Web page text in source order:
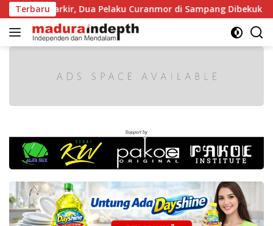
Langsung
ke
konten
Terbaru
Diparkir, Dua Pelaku Curanmor di Sampang Dibekuk Polisi